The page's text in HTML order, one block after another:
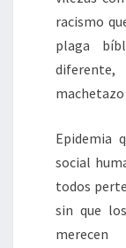
racismo
plaga
Epidemia
social
todos
sin que